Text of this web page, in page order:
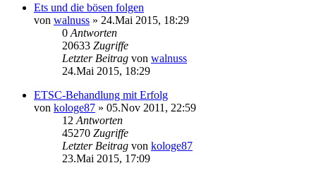
Ets und die bösen folgen
von walnuss » 24.Mai 2015, 18:29
0 Antworten
20633 Zugriffe
Letzter Beitrag von walnuss
24.Mai 2015, 18:29
ETSC-Behandlung mit Erfolg
von kologe87 » 05.Nov 2011, 22:59
12 Antworten
45270 Zugriffe
Letzter Beitrag von kologe87
23.Mai 2015, 17:09